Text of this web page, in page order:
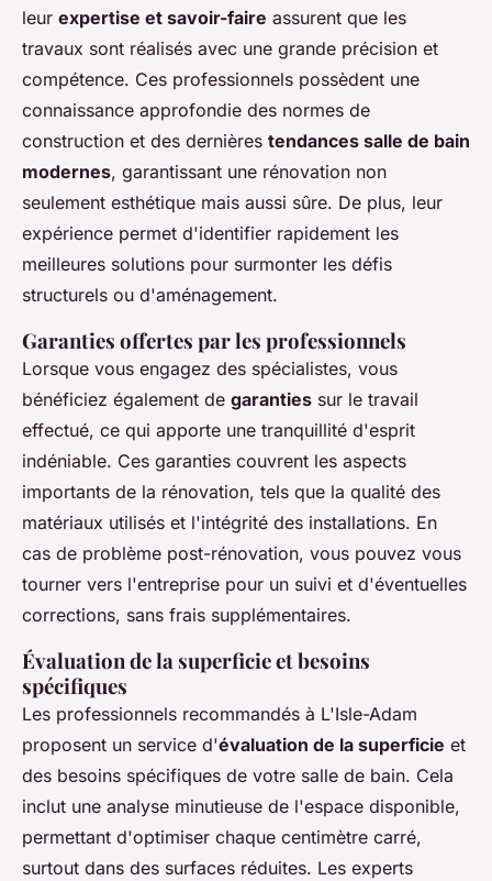
leur expertise et savoir-faire assurent que les
travaux sont réalisés avec une grande précision et
compétence. Ces professionnels possèdent une
connaissance approfondie des normes de
construction et des dernières tendances salle de bain
modernes, garantissant une rénovation non
seulement esthétique mais aussi sûre. De plus, leur
expérience permet d'identifier rapidement les
meilleures solutions pour surmonter les défis
structurels ou d'aménagement.
Garanties offertes par les professionnels
Lorsque vous engagez des spécialistes, vous
bénéficiez également de garanties sur le travail
effectué, ce qui apporte une tranquillité d'esprit
indéniable. Ces garanties couvrent les aspects
importants de la rénovation, tels que la qualité des
matériaux utilisés et l'intégrité des installations. En
cas de problème post-rénovation, vous pouvez vous
tourner vers l'entreprise pour un suivi et d'éventuelles
corrections, sans frais supplémentaires.
Évaluation de la superficie et besoins
spécifiques
Les professionnels recommandés à L'Isle-Adam
proposent un service d'évaluation de la superficie et
des besoins spécifiques de votre salle de bain. Cela
inclut une analyse minutieuse de l'espace disponible,
permettant d'optimiser chaque centimètre carré,
surtout dans des surfaces réduites. Les experts